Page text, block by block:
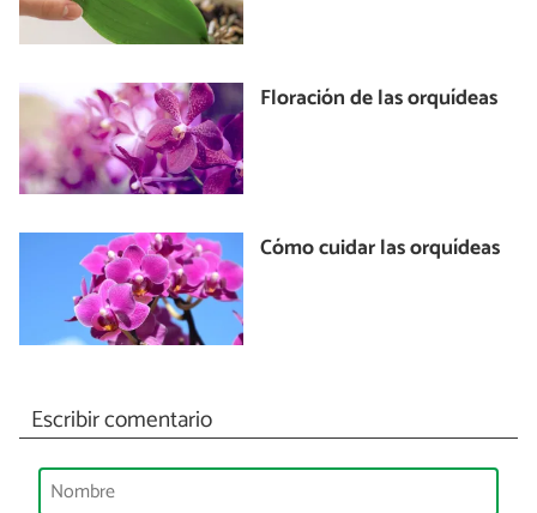
Floración de las orquídeas
Cómo cuidar las orquídeas
Escribir comentario